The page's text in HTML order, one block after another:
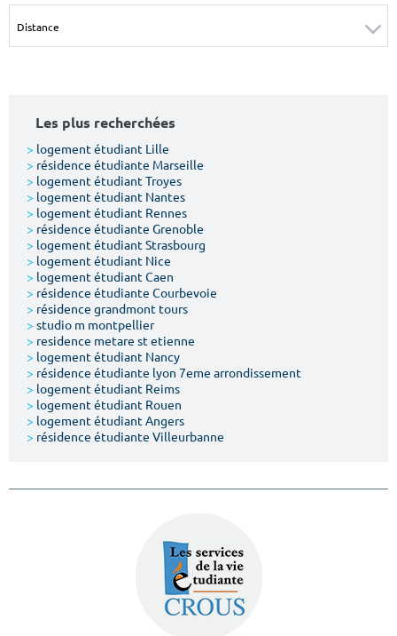
m² m²
Votre date d'entrée
Chercher
Les plus recherchées
> logement étudiant Lille
> résidence étudiante Marseille
> logement étudiant Troyes
> logement étudiant Nantes
> logement étudiant Rennes
> résidence étudiante Grenoble
> logement étudiant Strasbourg
> logement étudiant Nice
> logement étudiant Caen
> résidence étudiante Courbevoie
> résidence grandmont tours
> studio m montpellier
> residence metare st etienne
> logement étudiant Nancy
> résidence étudiante lyon 7eme arrondissement
> logement étudiant Reims
> logement étudiant Rouen
> logement étudiant Angers
> résidence étudiante Villeurbanne